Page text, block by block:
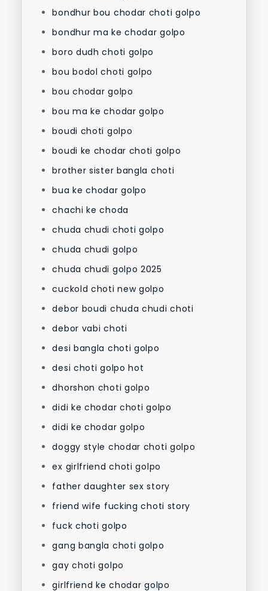
bondhur bou chodar choti golpo
bondhur ma ke chodar golpo
boro dudh choti golpo
bou bodol choti golpo
bou chodar golpo
bou ma ke chodar golpo
boudi choti golpo
boudi ke chodar choti golpo
brother sister bangla choti
bua ke chodar golpo
chachi ke choda
chuda chudi choti golpo
chuda chudi golpo
chuda chudi golpo 2025
cuckold choti new golpo
debor boudi chuda chudi choti
debor vabi choti
desi bangla choti golpo
desi choti golpo hot
dhorshon choti golpo
didi ke chodar choti golpo
didi ke chodar golpo
doggy style chodar choti golpo
ex girlfriend choti golpo
father daughter sex story
friend wife fucking choti story
fuck choti golpo
gang bangla choti golpo
gay choti golpo
girlfriend ke chodar golpo